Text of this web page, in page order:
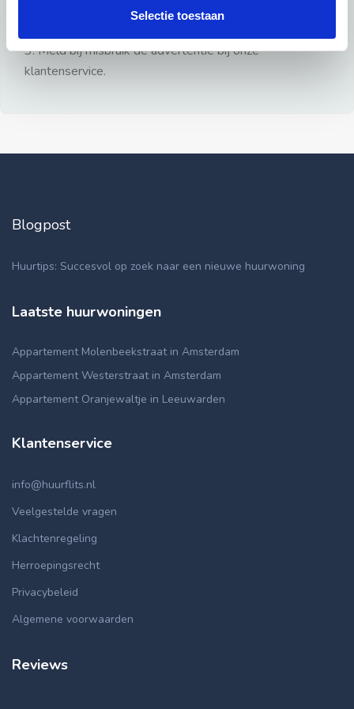
Selectie toestaan
3: Meld bij misbruik de advertentie bij onze
klantenservice.
Blogpost
Huurtips: Succesvol op zoek naar een nieuwe huurwoning
Laatste huurwoningen
Appartement Molenbeekstraat in Amsterdam
Appartement Westerstraat in Amsterdam
Appartement Oranjewaltje in Leeuwarden
Klantenservice
info@huurflits.nl
Veelgestelde vragen
Klachtenregeling
Herroepingsrecht
Privacybeleid
Algemene voorwaarden
Reviews